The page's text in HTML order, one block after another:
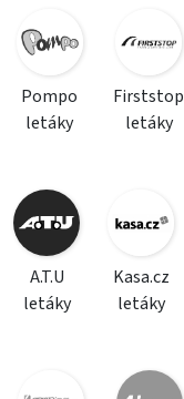
Pompo
letáky
Firststop
letáky
A.T.U
letáky
Kasa.cz
letáky